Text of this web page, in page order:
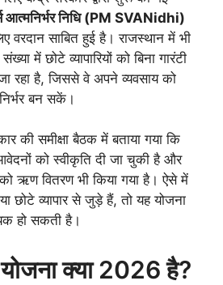
आत्मनिर्भर निधि (PM SVANidhi)
वरदान साबित हुई है। राजस्थान में भी
में छोटे व्यापारियों को बिना गारंटी
रहा है, जिससे वे अपने व्यवसाय को
बन सकें।
की समीक्षा बैठक में बताया गया कि
को स्वीकृति दी जा चुकी है और
को ऋण वितरण भी किया गया है। ऐसे में
छोटे व्यापार से जुड़े हैं, तो यह योजना
हो सकती है।
योजना क्या 2026 है?